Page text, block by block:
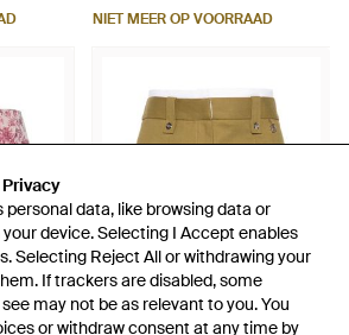
Privacy
data, like browsing data or
device. Selecting I Accept enables
Selecting Reject All or withdrawing your
If trackers are disabled, some
may not be as relevant to you. You
or withdraw consent at any time by
Privacy
data, like browsing data or
device. Selecting I Accept enables
Selecting Reject All or withdrawing your
If trackers are disabled, some
may not be as relevant to you. You
or withdraw consent at any time by
NIET MEER OP VOORRAAD